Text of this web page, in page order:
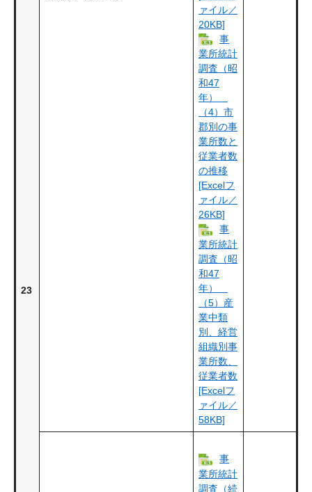
23
ァイル／
20KB]
事
業所統計
調査（昭
和47
年）
（4）市
郡別の事
業所数と
従業者数
の推移
[Excelフ
ァイル／
26KB]
事
業所統計
調査（昭
和47
年）
（5）産
業中類
別、経営
組織別事
業所数、
従業者数
[Excelフ
ァイル／
58KB]
事
業所統計
調査（続